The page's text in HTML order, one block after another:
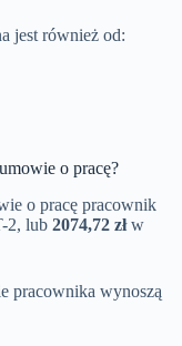
jest również od:
o pracę?
o pracę pracownik
2, lub 2074,72 złw
pracownika wynoszą